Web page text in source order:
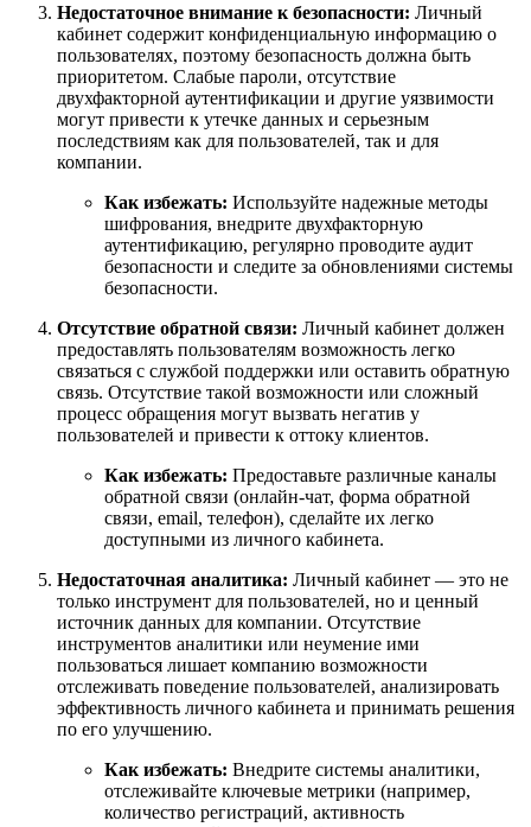
Недостаточное внимание к безопасности: Личный
кабинет содержит конфиденциальную информацию о
пользователях, поэтому безопасность должна быть
приоритетом. Слабые пароли, отсутствие
двухфакторной аутентификации и другие уязвимости
могут привести к утечке данных и серьезным
последствиям как для пользователей, так и для
компании.
Как избежать: Используйте надежные методы
шифрования, внедрите двухфакторную
аутентификацию, регулярно проводите аудит
безопасности и следите за обновлениями системы
безопасности.
Отсутствие обратной связи: Личный кабинет должен
предоставлять пользователям возможность легко
связаться с службой поддержки или оставить обратную
связь. Отсутствие такой возможности или сложный
процесс обращения могут вызвать негатив у
пользователей и привести к оттоку клиентов.
Как избежать: Предоставьте различные каналы
обратной связи (онлайн-чат, форма обратной
связи, email, телефон), сделайте их легко
доступными из личного кабинета.
Недостаточная аналитика: Личный кабинет — это не
только инструмент для пользователей, но и ценный
источник данных для компании. Отсутствие
инструментов аналитики или неумение ими
пользоваться лишает компанию возможности
отслеживать поведение пользователей, анализировать
эффективность личного кабинета и принимать решения
по его улучшению.
Как избежать: Внедрите системы аналитики,
отслеживайте ключевые метрики (например,
количество регистраций, активность